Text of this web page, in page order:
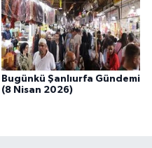
Bugünkü Şanlıurfa Gündemi
(8 Nisan 2026)